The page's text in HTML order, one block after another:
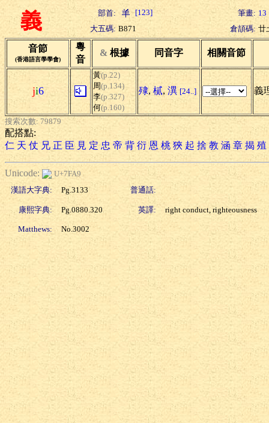
義 部首: [123] 筆畫: 13
大五碼: B871 倉頡碼: 廿
音節
(香港語言學學會)
粵
音
& 根據 同音字 相關音節
ji6
黃(p.22)
周(p.134)
李(p.327)
何(p.160)
殔, 樲, 潩 [24..] 義
搜索次數: 79879
配搭點:
仁 天 仗 兄 正 臣 見 定 忠 帝 背 衍 恩 桃 狹 起 捨 教 涵 章 揭 殖
Unicode:
U+7FA9
漢語大字典:
Pg.3133 普通話:
康熙字典: Pg.0880.320 英譯: right conduct, righteousness
Matthews: No.3002